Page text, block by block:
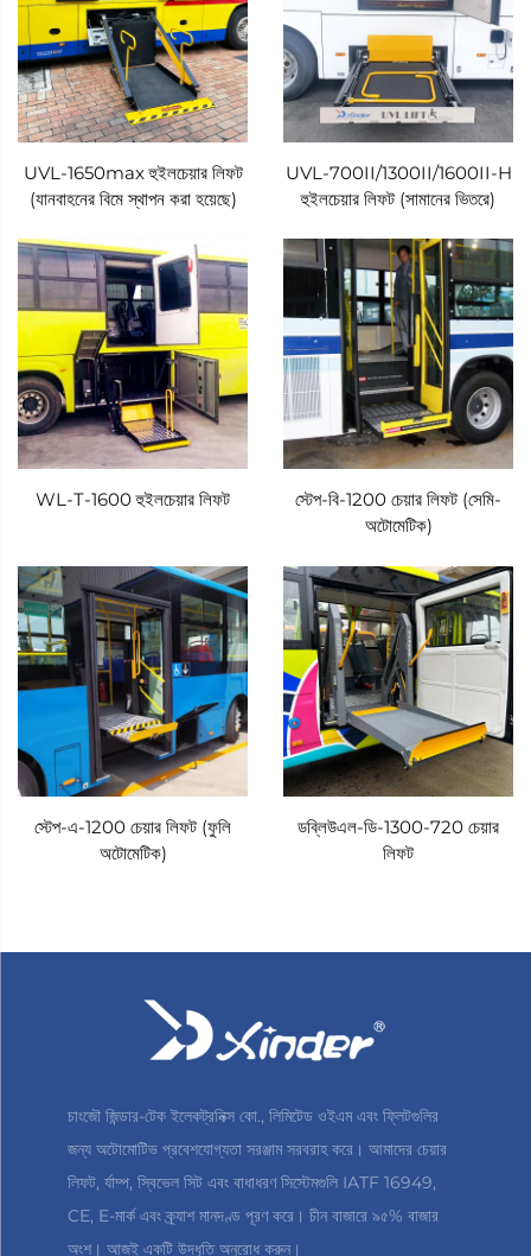
UVL-1650max হুইলচেয়ার লিফট
(যানবাহনের বিমে স্থাপন করা হয়েছে)
UVL-700II/1300II/1600II-H
হুইলচেয়ার লিফট (সামানের ভিতরে)
WL-T-1600 হুইলচেয়ার লিফট
স্টেপ-বি-1200 চেয়ার লিফট (সেমি-
অটোমেটিক)
স্টেপ-এ-1200 চেয়ার লিফট (ফুলি
অটোমেটিক)
ডব্লিউএল-ডি-1300-720 চেয়ার
লিফট
চাংজৌ জিন্ডার-টেক ইলেকট্রনিক্স কো., লিমিটেড ওইএম এবং ফ্লিটগুলির
জন্য অটোমোটিভ প্রবেশযোগ্যতা সরঞ্জাম সরবরাহ করে। আমাদের চেয়ার
লিফট, র্যাম্প, স্বিভেল সিট এবং বাধাধরণ সিস্টেমগুলি IATF 16949,
CE, E-মার্ক এবং ক্র্যাশ মানদণ্ড পূরণ করে। চীন বাজারে ৯৫% বাজার
অংশ। আজই একটি উদ্ধৃতি অনুরোধ করুন।